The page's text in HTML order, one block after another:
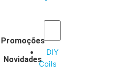
DIY
Coils
Promoções
Novidades